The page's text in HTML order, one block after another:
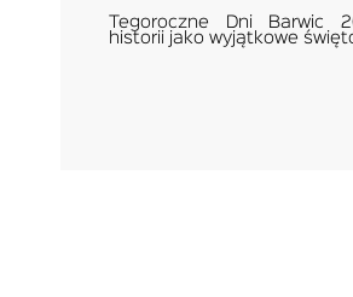
Tegoroczne Dni Barwic
historii jako wyjątkowe